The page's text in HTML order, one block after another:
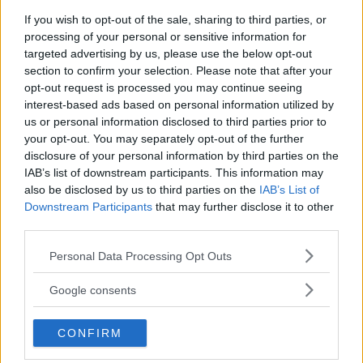
If you wish to opt-out of the sale, sharing to third parties, or
processing of your personal or sensitive information for
targeted advertising by us, please use the below opt-out
section to confirm your selection. Please note that after your
opt-out request is processed you may continue seeing
interest-based ads based on personal information utilized by
us or personal information disclosed to third parties prior to
your opt-out. You may separately opt-out of the further
disclosure of your personal information by third parties on the
IAB’s list of downstream participants. This information may
also be disclosed by us to third parties on the IAB’s List of
Downstream Participants that may further disclose it to other
Please note that this website/app uses one or more Google
not limited to your visit or usage behaviour. You may click to
use your data for below specified purposes in below Google
consent section.
Personal Data Processing Opt Outs
Google consents
CONFIRM
Perché la Poke hawaiana è